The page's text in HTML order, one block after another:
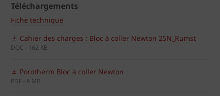
Téléchargements
Fiche technique
Cahier des charges : Bloc à coller Newton 25N_Rumst
DOC - 162 KB
Porotherm Bloc à coller Newton
PDF - 8 MB